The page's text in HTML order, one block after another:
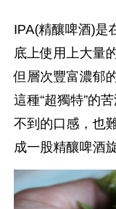
IPA(精釀啤酒)是
底上使用上大量
但層次豐富濃郁
這種“超獨特”的
不到的口感，也
成一股精釀啤酒旋